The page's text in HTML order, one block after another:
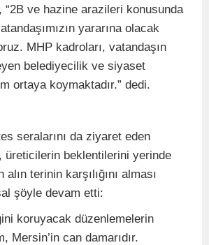
ve hazine arazileri konusunda
yararına olacak
MHP kadroları, vatandaşın
belediyecilik ve siyaset
ortaya koymaktadır.” dedi.
seralarını da ziyaret eden
üreticilerin beklentilerini yerinde
terinin karşılığını alması
şöyle devam etti:
koruyacak düzenlemelerin
Mersin’in can damarıdır.